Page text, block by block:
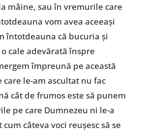
mâine, sau în vremurile care
vom avea aceeași
întotdeauna că bucuria și
cale adevărată înspre
împreună pe această
care le-am ascultat nu fac
cât de frumos este să punem
pe care Dumnezeu ni le-a
câteva voci reușesc să se